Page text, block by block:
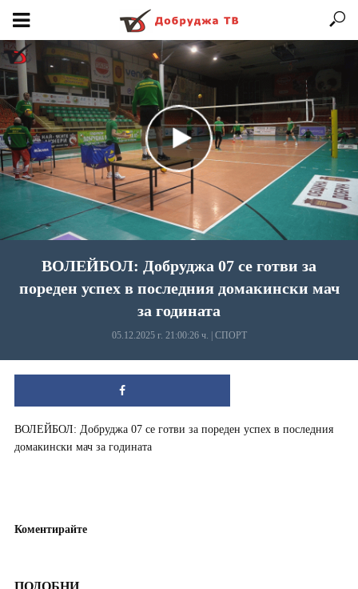
ВОЛЕЙБОЛ: Добруджа 07 се готви за
пореден успех в последния домакински мач
за годината
05.12.2025 г. 21:00:26 ч. СПОРТ
ВОЛЕЙБОЛ: Добруджа 07 се готви за пореден успех в последния
домакински мач за годината
Коментирайте
ПОДОБНИ